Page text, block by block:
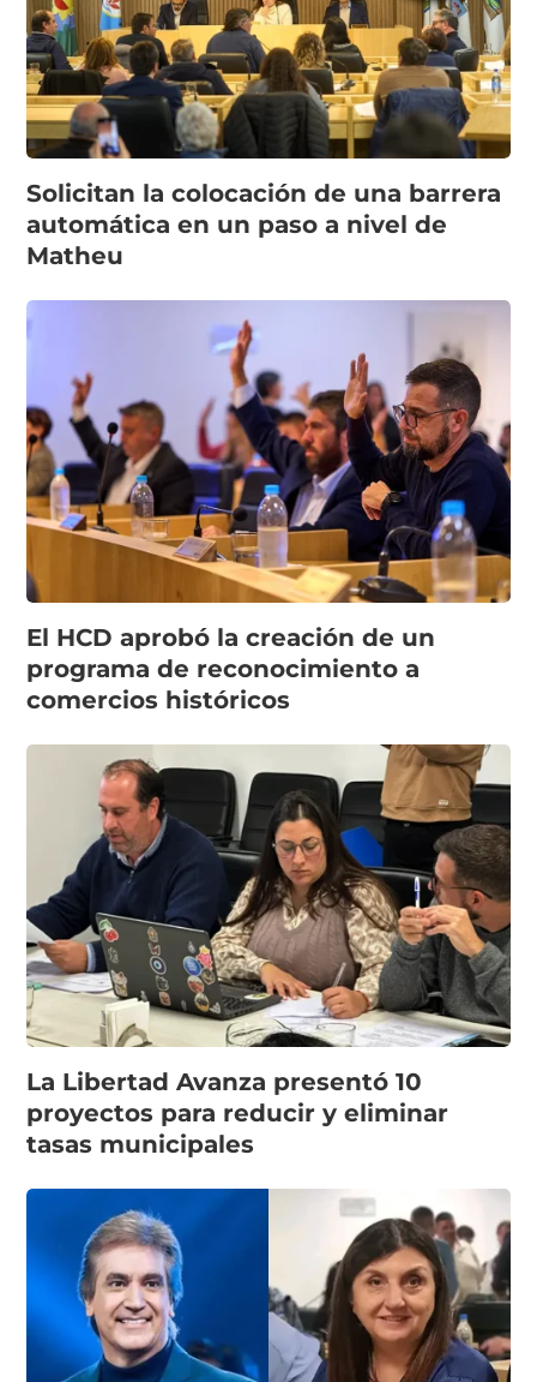
Solicitan la colocación de una barrera
automática en un paso a nivel de
Matheu
El HCD aprobó la creación de un
programa de reconocimiento a
comercios históricos
La Libertad Avanza presentó 10
proyectos para reducir y eliminar
tasas municipales